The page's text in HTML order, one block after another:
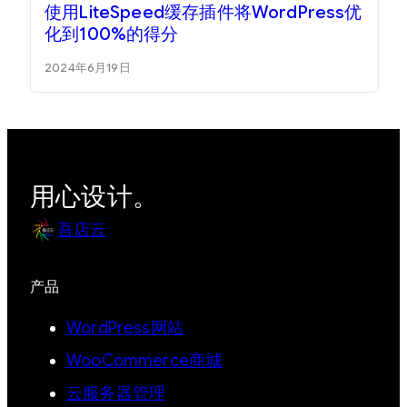
使用LiteSpeed缓存插件将WordPress优
化到100%的得分
2024年6月19日
用心设计。
吾店云
产品
WordPress网站
WooCommerce商城
云服务器管理